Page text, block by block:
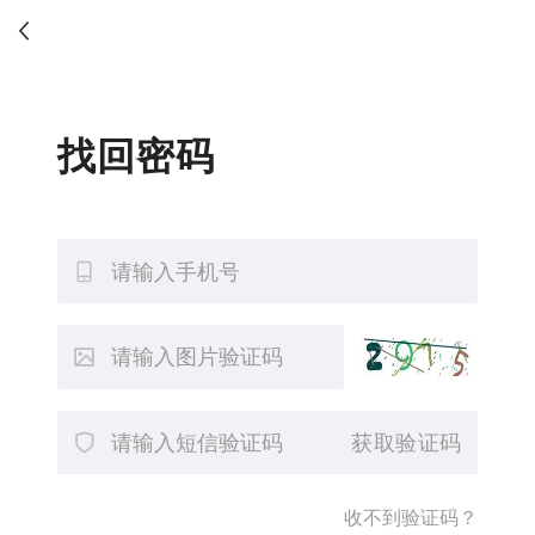
找回密码
获取验证码
收不到验证码？